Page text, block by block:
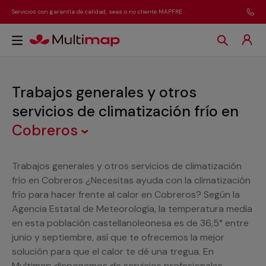
Servicios con garantía de calidad, seas o no cliente MAPFRE
Trabajos generales y otros
servicios de climatización frío en
Cobreros
Trabajos generales y otros servicios de climatización
frío en Cobreros ¿Necesitas ayuda con la climatización
frío para hacer frente al calor en Cobreros? Según la
Agencia Estatal de Meteorología, la temperatura media
en esta población castellanoleonesa es de 36,5° entre
junio y septiembre, así que te ofrecemos la mejor
solución para que el calor te dé una tregua. En